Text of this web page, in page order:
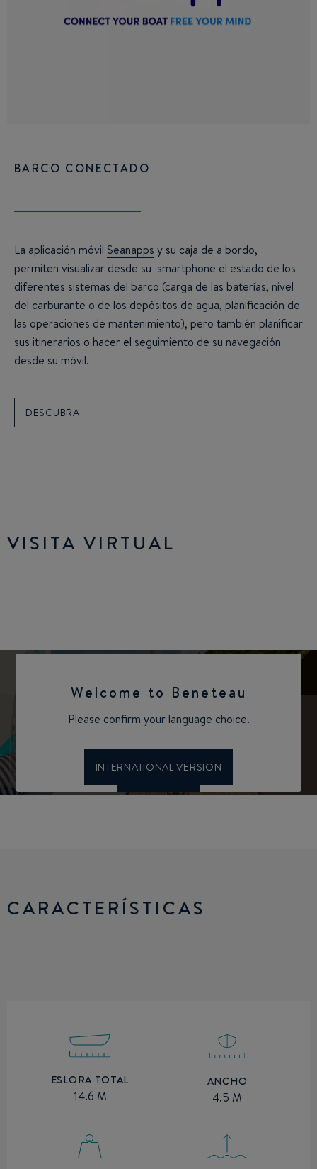
BARCO CONECTADO
La aplicación móvil Seanapps y su caja de a bordo,
permiten visualizar desde su smartphone el estado de los
diferentes sistemas del barco (carga de las baterías, nivel
del carburante o de los depósitos de agua, planificación de
las operaciones de mantenimiento), pero también planificar
sus itinerarios o hacer el seguimiento de su navegación
desde su móvil.
DESCUBRA
VISITA VIRTUAL
CARACTERÍSTICAS
ESLORA TOTAL
14.6 M
ANCHO
4.5 M